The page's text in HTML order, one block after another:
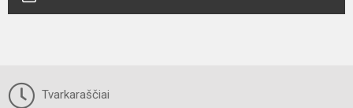
Tvarkaraščiai